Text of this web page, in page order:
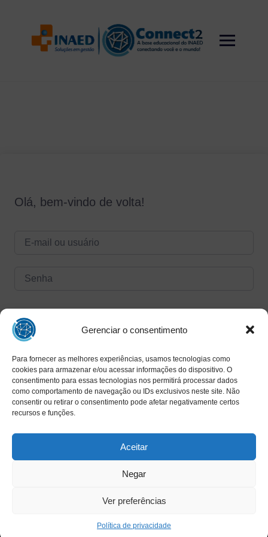
Gerenciar o consentimento
Para fornecer as melhores experiências, usamos tecnologias como
cookies para armazenar e/ou acessar informações do dispositivo. O
consentimento para essas tecnologias nos permitirá processar dados
como comportamento de navegação ou IDs exclusivos neste site. Não
consentir ou retirar o consentimento pode afetar negativamente certos
recursos e funções.
Aceitar
Negar
Ver preferências
Política de privacidade
Olá, bem-vindo de volta!
Entrar
Ainda não tem uma conta?Registrar agora
Copyright © 2025 INAED - Todos os direitos reservados